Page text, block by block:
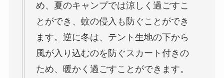
め、夏のキャンプでは涼しく過ごすこ
とができ、蚊の侵入も防ぐことができ
ます。逆に冬は、テント生地の下から
風が入り込むのを防ぐスカート付きの
ため、暖かく過ごすことができます。